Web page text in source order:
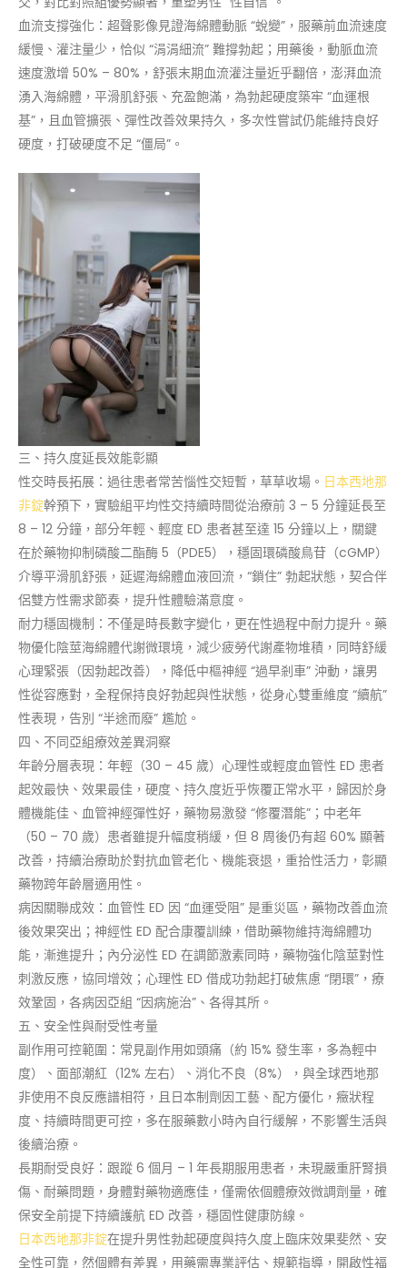
血流支撐強化：超聲影像見證海綿體動脈 “蛻變”，服藥前血流速度
緩慢、灌注量少，恰似 “涓涓細流” 難撐勃起；用藥後，動脈血流
速度激增 50% – 80%，舒張末期血流灌注量近乎翻倍，澎湃血流
湧入海綿體，平滑肌舒張、充盈飽滿，為勃起硬度築牢 “血運根
基”，且血管擴張、彈性改善效果持久，多次性嘗試仍能維持良好
硬度，打破硬度不足 “僵局”。
三、持久度延長效能彰顯
性交時長拓展：過往患者常苦惱性交短暫，草草收場。 日本西地那
非錠幹預下，實驗組平均性交持續時間從治療前 3 – 5 分鐘延長至
8 – 12 分鐘，部分年輕、輕度 ED 患者甚至達 15 分鐘以上，關鍵
在於藥物抑制磷酸二酯酶 5（PDE5），穩固環磷酸鳥苷（cGMP）
介導平滑肌舒張，延遲海綿體血液回流，“鎖住” 勃起狀態，契合伴
侶雙方性需求節奏，提升性體驗滿意度。
耐力穩固機制：不僅是時長數字變化，更在性過程中耐力提升。藥
物優化陰莖海綿體代謝微環境，減少疲勞代謝產物堆積，同時舒緩
心理緊張（因勃起改善），降低中樞神經 “過早剎車” 沖動，讓男
性從容應對，全程保持良好勃起與性狀態，從身心雙重維度 “續航”
性表現，告別 “半途而廢” 尷尬。
四、不同亞組療效差異洞察
年齡分層表現：年輕（30 – 45 歲）心理性或輕度血管性 ED 患者
起效最快、效果最佳，硬度、持久度近乎恢覆正常水平，歸因於身
體機能佳、血管神經彈性好，藥物易激發 “修覆潛能”；中老年
（50 – 70 歲）患者雖提升幅度稍緩，但 8 周後仍有超 60% 顯著
改善，持續治療助於對抗血管老化、機能衰退，重拾性活力，彰顯
藥物跨年齡層適用性。
病因關聯成效：血管性 ED 因 “血運受阻” 是重災區，藥物改善血流
後效果突出；神經性 ED 配合康覆訓練，借助藥物維持海綿體功
能，漸進提升；內分泌性 ED 在調節激素同時，藥物強化陰莖對性
刺激反應，協同增效；心理性 ED 借成功勃起打破焦慮 “閉環”，療
效鞏固，各病因亞組 “因病施治”、各得其所。
五、安全性與耐受性考量
副作用可控範圍：常見副作用如頭痛（約 15% 發生率，多為輕中
度）、面部潮紅（12% 左右）、消化不良（8%），與全球西地那
非使用不良反應譜相符，且日本制劑因工藝、配方優化，癥狀程
度、持續時間更可控，多在服藥數小時內自行緩解，不影響生活與
後續治療。
長期耐受良好：跟蹤 6 個月 – 1 年長期服用患者，未現嚴重肝腎損
傷、耐藥問題，身體對藥物適應佳，僅需依個體療效微調劑量，確
保安全前提下持續護航 ED 改善，穩固性健康防線。
日本西地那非錠在提升男性勃起硬度與持久度上臨床效果斐然、安
全性可靠，然個體有差異，用藥需專業評估、規範指導，開啟性福